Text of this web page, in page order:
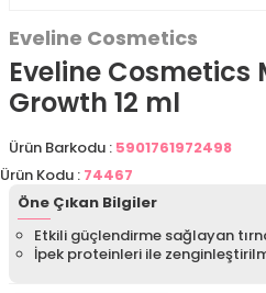
Eveline Cosmetics
Eveline
Growth 12 ml
Ürün Barkodu : 5901761972498
Ürün Kodu : 74467
Öne Çıkan Bilgiler
Etkili güçlendirme sağlayan
İpek proteinleri ile